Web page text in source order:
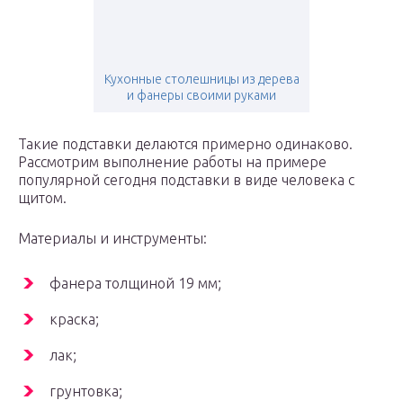
Кухонные столешницы из дерева
и фанеры своими руками
Такие подставки делаются примерно одинаково.
Рассмотрим выполнение работы на примере
популярной сегодня подставки в виде человека с
щитом.
Материалы и инструменты:
фанера толщиной 19 мм;
краска;
лак;
грунтовка;